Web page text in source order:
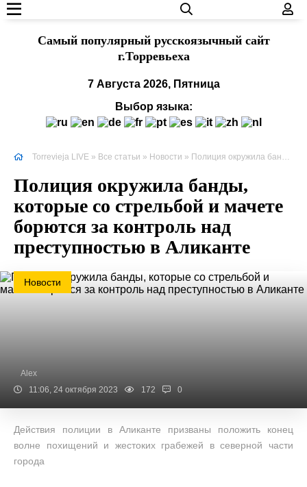
Cамый популярный русскоязычный сайт
г.Торревьеха
7 Августа 2026, Пятница
Выбор языка:
Torrevieja LIVE » Все статьи » Новости » Полиция окружила банды, которые со стрельбой и мачете борются за контроль над преступностью в Аликанте
Полиция окружила банды,
которые со стрельбой и мачете
борются за контроль над
преступностью в Аликанте
Новости
Alex
11:06, 24 октября 2023
172 0
Действия полиции в Аликанте призваны положить конец
волне похищений и жестоких грабежей в северной части
города